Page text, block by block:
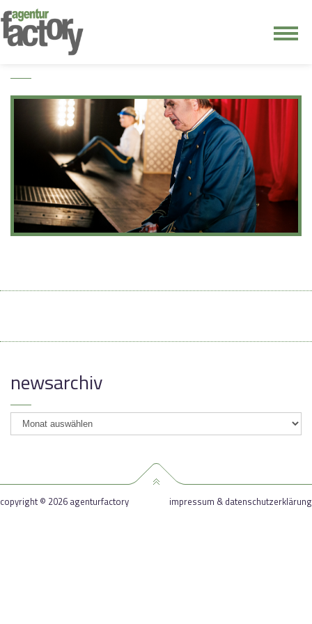
kontakt
newsarchiv
newsarchiv
copyright © 2026 agenturfactory impressum & datenschutzerklärung